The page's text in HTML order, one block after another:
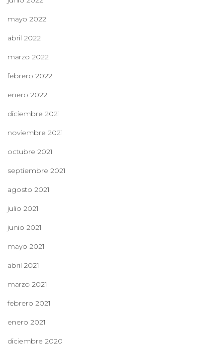
mayo 2022
abril 2022
marzo 2022
febrero 2022
enero 2022
diciembre 2021
noviembre 2021
octubre 2021
septiembre 2021
agosto 2021
julio 2021
junio 2021
mayo 2021
abril 2021
marzo 2021
febrero 2021
enero 2021
diciembre 2020